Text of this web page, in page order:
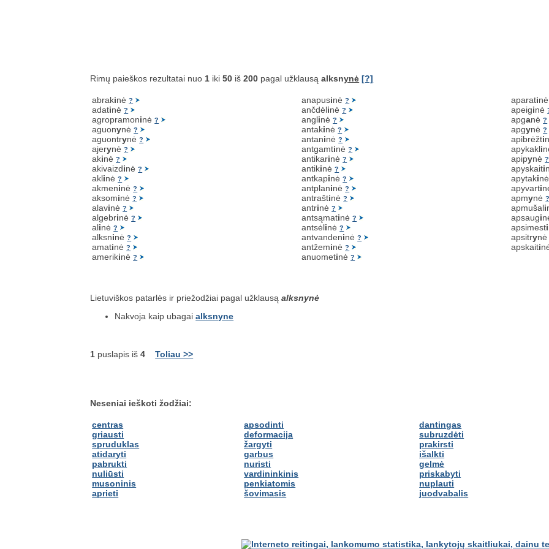
Rimų paieškos rezultatai nuo 1 iki50 iš200 pagal užklausąalksnynė [?]
abrakinė?
adatinė?
agropramoninė?
aguonynė?
aguontrynė?
ajerynė?
akinė?
akivaizdinė?
aklinė?
akmeninė?
aksominė?
alavinė?
algebrinė?
alinė?
alksninė?
amatinė?
amerikinė?
anapusinė?
ančdėlinė?
anglinė?
antakinė?
antaninė?
antgamtinė?
antikarinė?
antikinė?
antkapinė?
antplaninė?
antraštinė?
antrinė?
antsąmatinė?
antsėlinė?
antvandeninė?
antžeminė?
anuometinė?
aparati
apeiginė
apganė?
apgynė?
apibrėžti
apykakli
apipynė?
apyskaiti
apytaki
apyvarti
apmynė?
apmušali
apsaugi
apsimesti
apsitry
apskaiti
Lietuviškos patarlės ir priežodžiai pagal užklausąalksnynė
Nakvoja kaip ubagaialksnyne
1 puslapis iš4 Toliau >>
Neseniai ieškoti žodžiai:
centras
griausti
spruduklas
atidaryti
pabrukti
nuliūsti
musoninis
aprieti
apsodinti
deformacija
žargyti
garbus
nuristi
vardininkinis
penkiatomis
šovimasis
dantingas
subruzdėti
prakirsti
išalkti
gelmė
priskabyti
nuplauti
juodvabalis